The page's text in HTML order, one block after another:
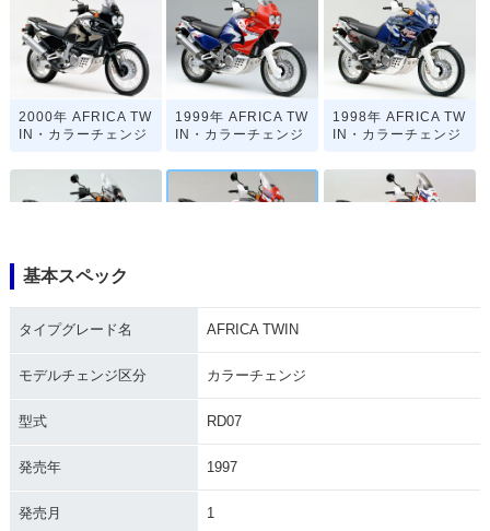
2000年 AFRICA TW
IN・カラーチェンジ
1999年 AFRICA TW
IN・カラーチェンジ
1998年 AFRICA TW
IN・カラーチェンジ
IN・カラーチェンジ
IN・フルモデルチェ
基本スペック
タイプグレード名 AFRICA TWIN
モデルチェンジ区分 カラーチェンジ
型式 RD07
発売年 1997
発売月 1